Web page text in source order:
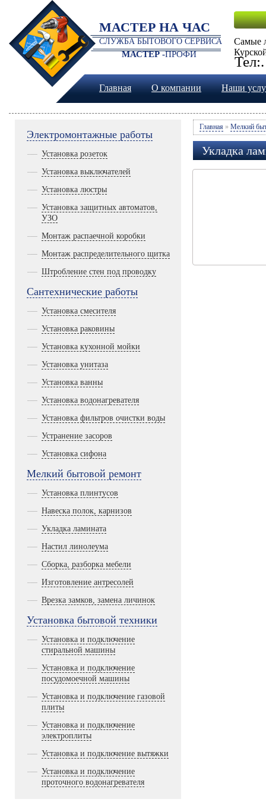
Самые
Главная О компании Наши
МАСТЕР НА ЧАС
СЛУЖБА БЫТОВОГО СЕРВИСА
МАСТЕР -ПРОФИ
Электромонтажные работы
Установка розеток
Установка выключателей
Установка люстры
Установка защитных автоматов,
УЗО
Монтаж распаечной коробки
Монтаж распределительного щитка
Штробление стен под проводку
Сантехнические работы
Установка смесителя
Установка раковины
Установка кухонной мойки
Установка унитаза
Установка ванны
Установка водонагревателя
Установка фильтров очистки воды
Устранение засоров
Установка сифона
Мелкий бытовой ремонт
Установка плинтусов
Навеска полок, карнизов
Укладка ламината
Настил линолеума
Сборка, разборка мебели
Изготовление антресолей
Врезка замков, замена личинок
Установка бытовой техники
Установка и подключение
стиральной машины
Установка и подключение
посудомоечной машины
Установка и подключение газовой
плиты
Установка и подключение
электроплиты
Установка и подключение вытяжки
Установка и подключение
проточного водонагревателя
Главная » Мелкий
Укладка